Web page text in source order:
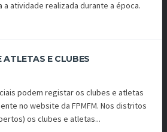
atividade realizada durante a época.
ATLETAS E CLUBES
podem registar os clubes e atletas
no website da FPMFM. Nos distritos
os clubes e atletas...